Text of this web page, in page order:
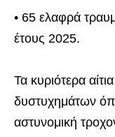
• 65 ελαφρά
έτους 2025.
Τα κυριότερα
δυστυχημάτων
αστυνομική